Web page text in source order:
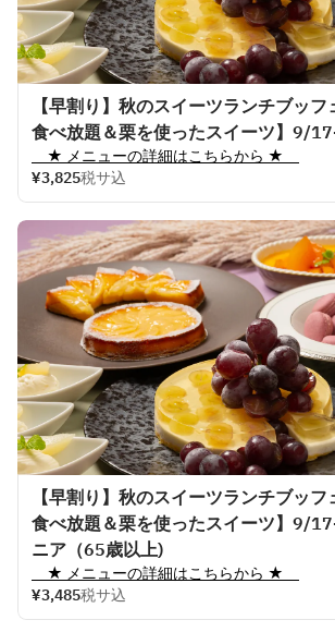
【早割り】秋のスイーツランチブッ
食べ放題＆栗を使ったスイーツ】9/
★ メニューの詳細はこちらから ★
¥3,825税サ込
【早割り】秋のスイーツランチブッ
食べ放題＆栗を使ったスイーツ】9/
ニア（65歳以上)
★ メニューの詳細はこちらから ★
¥3,485税サ込